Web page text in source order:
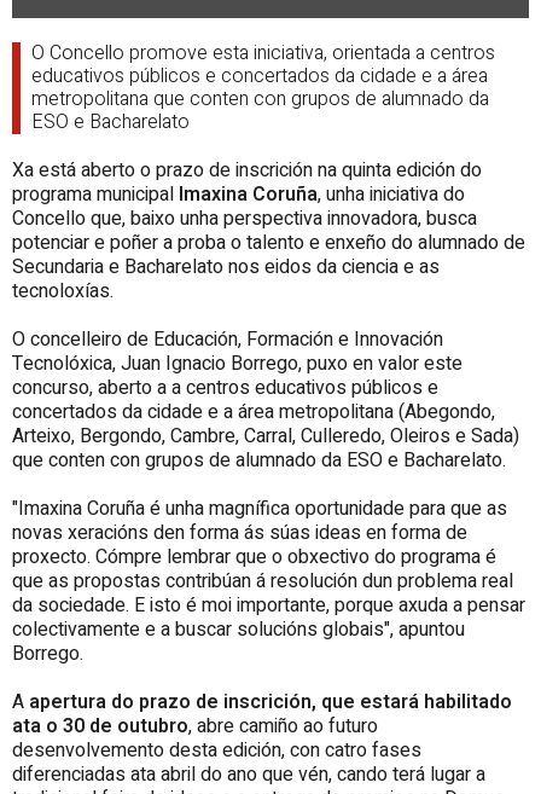
O Concello promove esta iniciativa, orientada a centros
educativos públicos e concertados da cidade e a área
metropolitana que conten con grupos de alumnado da
ESO e Bacharelato
Xa está aberto o prazo de inscrición na quinta edición do
programa municipal Imaxina Coruña, unha iniciativa do
Concello que, baixo unha perspectiva innovadora, busca
potenciar e poñer a proba o talento e enxeño do alumnado de
Secundaria e Bacharelato nos eidos da ciencia e as
tecnoloxías.
O concelleiro de Educación, Formación e Innovación
Tecnolóxica, Juan Ignacio Borrego, puxo en valor este
concurso, aberto a a centros educativos públicos e
concertados da cidade e a área metropolitana (Abegondo,
Arteixo, Bergondo, Cambre, Carral, Culleredo, Oleiros e Sada)
que conten con grupos de alumnado da ESO e Bacharelato.
"Imaxina Coruña é unha magnífica oportunidade para que as
novas xeracións den forma ás súas ideas en forma de
proxecto. Cómpre lembrar que o obxectivo do programa é
que as propostas contribúan á resolución dun problema real
da sociedade. E isto é moi importante, porque axuda a pensar
colectivamente e a buscar solucións globais", apuntou
Borrego.
A apertura do prazo de inscrición, que estará habilitado
ata o 30 de outubro, abre camiño ao futuro
desenvolvemento desta edición, con catro fases
diferenciadas ata abril do ano que vén, cando terá lugar a